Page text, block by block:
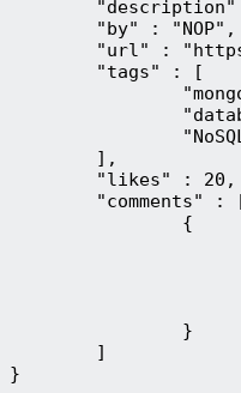
	"by" : "NOP",
"url" :
	"tags" : [
	],
	"likes" : 20,
"comments" :
		{
		}
	]
}